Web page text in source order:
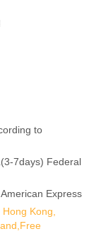
to
7days) Federal
Express
Kong,